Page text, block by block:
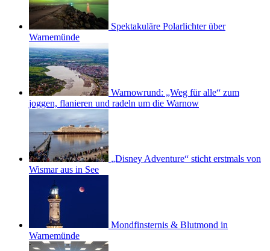
Spektakuläre Polarlichter über
Warnemünde
Warnowrund: „Weg für alle“ zum
joggen, flanieren und radeln um die Warnow
„Disney Adventure“ sticht erstmals von
Wismar aus in See
Mondfinsternis & Blutmond in
Warnemünde